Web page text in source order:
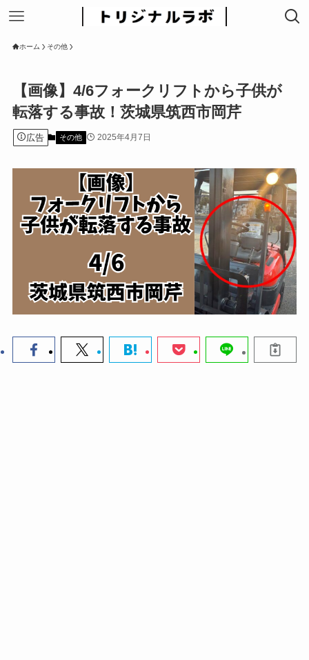
ホーム その他
【画像】4/6フォークリフトから子供が
転落する事故！茨城県筑西市岡芹
広告 その他 2025年4月7日